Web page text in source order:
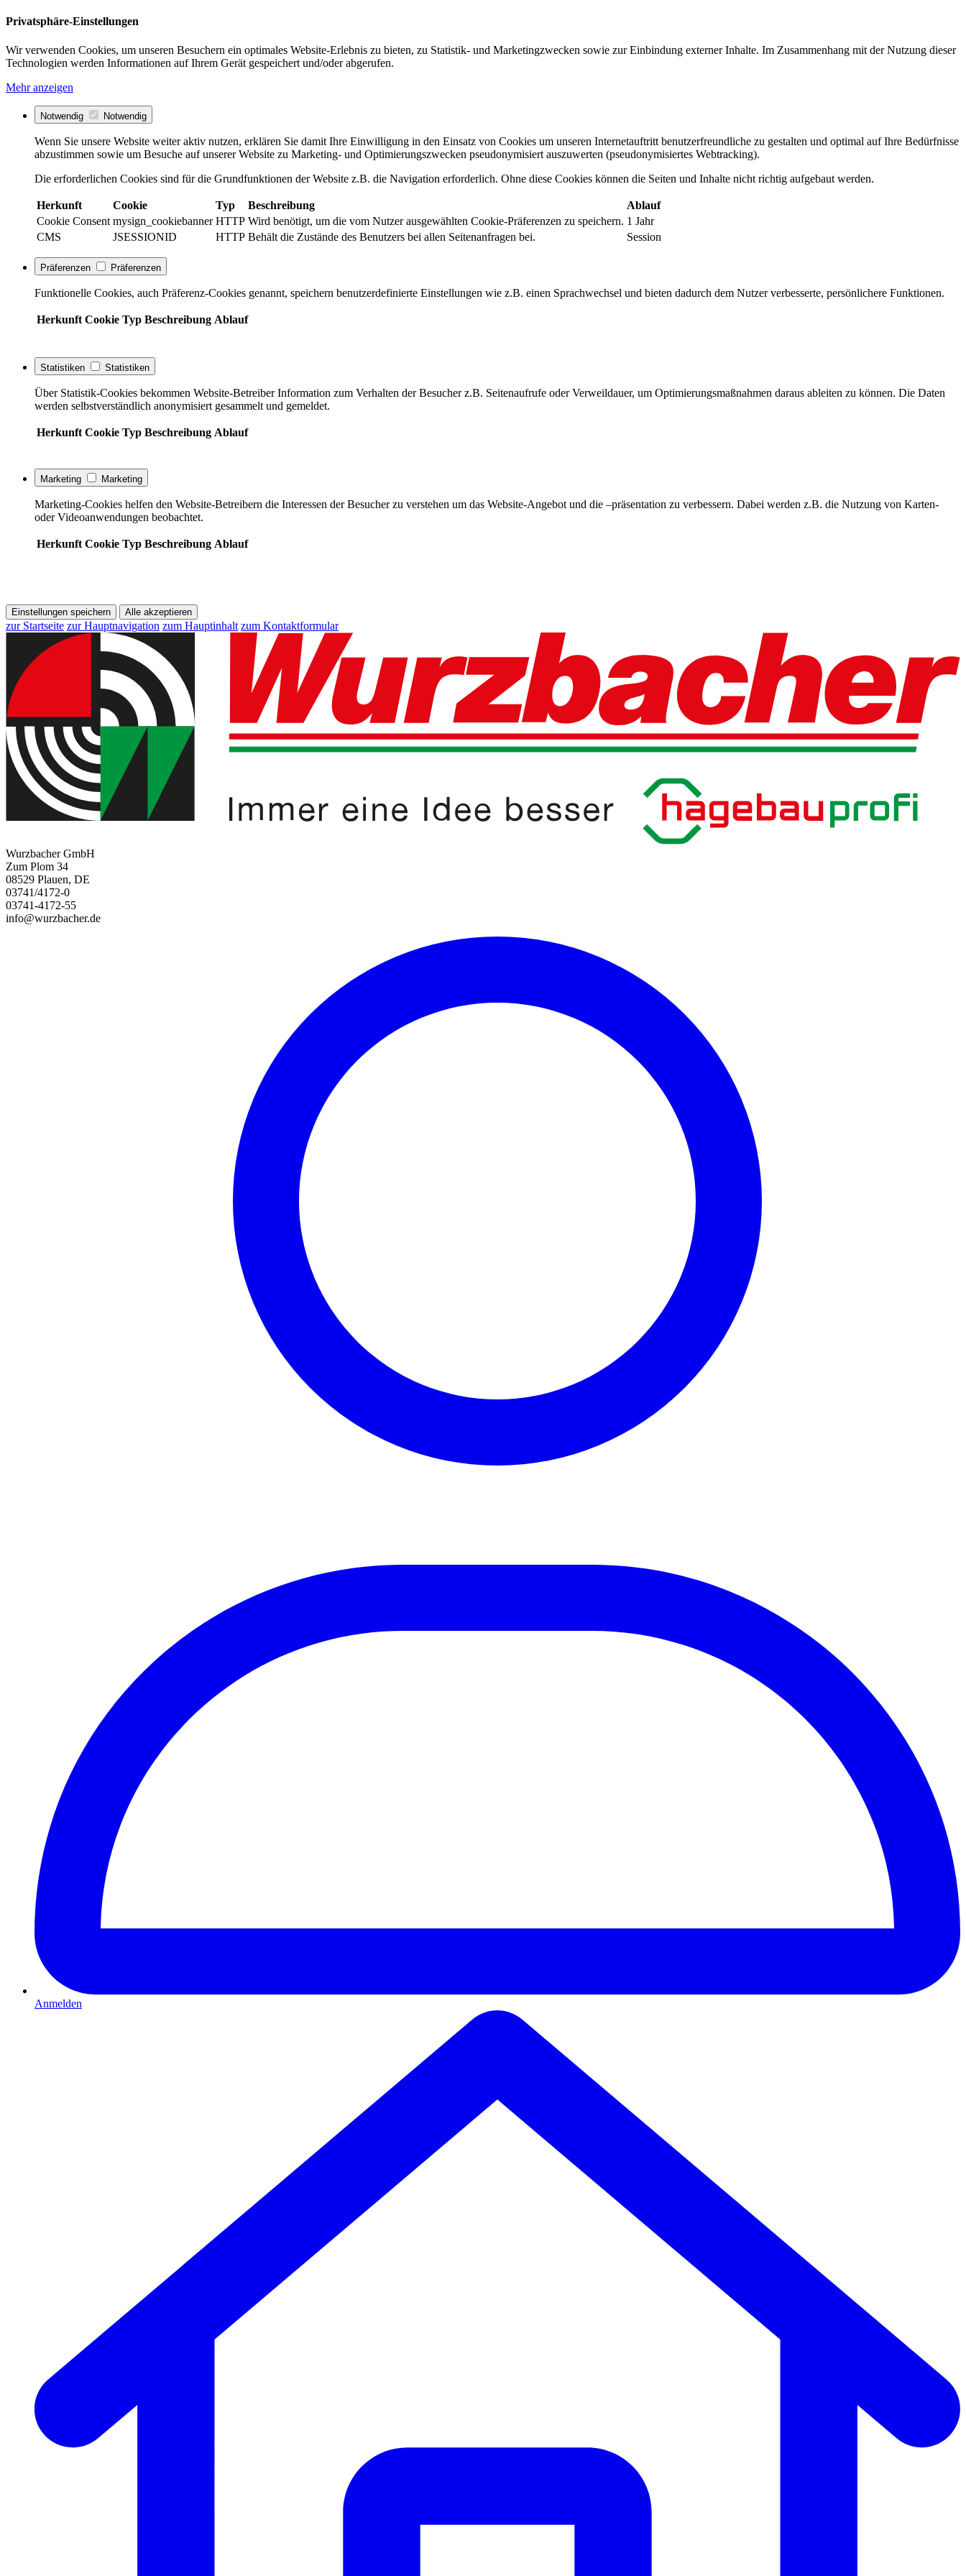
Privatsphäre-Einstellungen
Wir verwenden Cookies, um unseren Besuchern ein optimales Website-Erlebnis zu bieten, zu Statistik- und Marketingzwecken sowie zur Einbindung externer Inhalte. Im Zusammenhang mit der Nutzung dieser
Technologien werden Informationen auf Ihrem Gerät gespeichert und/oder abgerufen.
Mehr anzeigen
Notwendig Notwendig
Wenn Sie unsere Website weiter aktiv nutzen, erklären Sie damit Ihre Einwilligung in den Einsatz von Cookies um unseren Internetauftritt benutzerfreundliche zu gestalten und optimal auf Ihre Bedürfnisse
abzustimmen sowie um Besuche auf unserer Website zu Marketing- und Optimierungszwecken pseudonymisiert auszuwerten (pseudonymisiertes Webtracking).
Die erforderlichen Cookies sind für die Grundfunktionen der Website z.B. die Navigation erforderlich. Ohne diese Cookies können die Seiten und Inhalte nicht richtig aufgebaut werden.
Herkunft Cookie Typ Beschreibung
Ablauf
Cookie Consent mysign_cookiebanner HTTP Wird benötigt, um die vom Nutzer ausgewählten Cookie-Präferenzen zu speichern. 1 Jahr
CMS
JSESSIONID HTTP Behält die Zustände des Benutzers bei allen Seitenanfragen bei. Session
Präferenzen Präferenzen
Funktionelle Cookies, auch Präferenz-Cookies genannt, speichern benutzerdefinierte Einstellungen wie z.B. einen Sprachwechsel und bieten dadurch dem Nutzer verbesserte, persönlichere Funktionen.
Herkunft Cookie Typ Beschreibung Ablauf
Statistiken Statistiken
Über Statistik-Cookies bekommen Website-Betreiber Information zum Verhalten der Besucher z.B. Seitenaufrufe oder Verweildauer, um Optimierungsmaßnahmen daraus ableiten zu können. Die Daten
werden selbstverständlich anonymisiert gesammelt und gemeldet.
Herkunft Cookie Typ Beschreibung Ablauf
Marketing Marketing
Marketing-Cookies helfen den Website-Betreibern die Interessen der Besucher zu verstehen um das Website-Angebot und die –präsentation zu verbessern. Dabei werden z.B. die Nutzung von Karten-
oder Videoanwendungen beobachtet.
Herkunft Cookie Typ Beschreibung Ablauf
Einstellungen speichern Alle akzeptieren
zur Startseite zur Hauptnavigation zum Hauptinhalt zum Kontaktformular
Wurzbacher GmbH
Zum Plom 34
08529 Plauen, DE
03741/4172-0
03741-4172-55
info@wurzbacher.de
Anmelden